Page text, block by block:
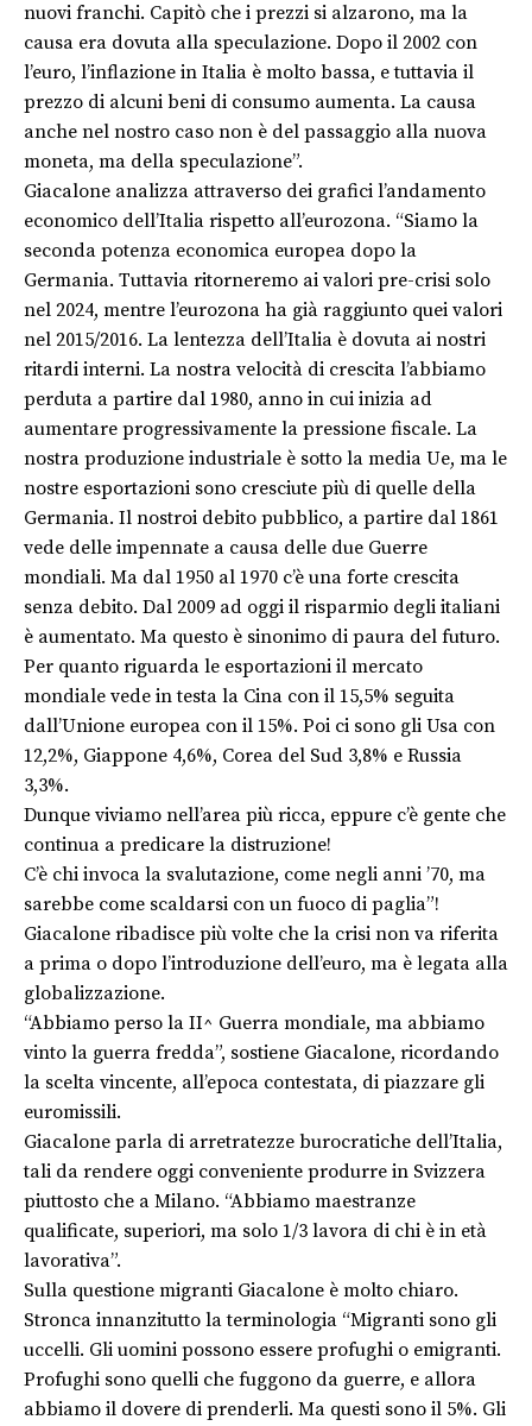
nuovi franchi. Capitò che i prezzi si alzarono, ma la
causa era dovuta alla speculazione. Dopo il 2002 con
l’euro, l’inflazione in Italia è molto bassa, e tuttavia il
prezzo di alcuni beni di consumo aumenta. La causa
anche nel nostro caso non è del passaggio alla nuova
moneta, ma della speculazione”.
Giacalone analizza attraverso dei grafici l’andamento
economico dell’Italia rispetto all’eurozona. “Siamo la
seconda potenza economica europea dopo la
Germania. Tuttavia ritorneremo ai valori pre-crisi solo
nel 2024, mentre l’eurozona ha già raggiunto quei valori
nel 2015/2016. La lentezza dell’Italia è dovuta ai nostri
ritardi interni. La nostra velocità di crescita l’abbiamo
perduta a partire dal 1980, anno in cui inizia ad
aumentare progressivamente la pressione fiscale. La
nostra produzione industriale è sotto la media Ue, ma le
nostre esportazioni sono cresciute più di quelle della
Germania. Il nostroi debito pubblico, a partire dal 1861
vede delle impennate a causa delle due Guerre
mondiali. Ma dal 1950 al 1970 c’è una forte crescita
senza debito. Dal 2009 ad oggi il risparmio degli italiani
è aumentato. Ma questo è sinonimo di paura del futuro.
Per quanto riguarda le esportazioni il mercato
mondiale vede in testa la Cina con il 15,5% seguita
dall’Unione europea con il 15%. Poi ci sono gli Usa con
12,2%, Giappone 4,6%, Corea del Sud 3,8% e Russia
3,3%.
Dunque viviamo nell’area più ricca, eppure c’è gente che
continua a predicare la distruzione!
C’è chi invoca la svalutazione, come negli anni ’70, ma
sarebbe come scaldarsi con un fuoco di paglia”!
Giacalone ribadisce più volte che la crisi non va riferita
a prima o dopo l’introduzione dell’euro, ma è legata alla
globalizzazione.
“Abbiamo perso la II^ Guerra mondiale, ma abbiamo
vinto la guerra fredda”, sostiene Giacalone, ricordando
la scelta vincente, all’epoca contestata, di piazzare gli
euromissili.
Giacalone parla di arretratezze burocratiche dell’Italia,
tali da rendere oggi conveniente produrre in Svizzera
piuttosto che a Milano. “Abbiamo maestranze
qualificate, superiori, ma solo 1/3 lavora di chi è in età
lavorativa”.
Sulla questione migranti Giacalone è molto chiaro.
Stronca innanzitutto la terminologia “Migranti sono gli
uccelli. Gli uomini possono essere profughi o emigranti.
Profughi sono quelli che fuggono da guerre, e allora
abbiamo il dovere di prenderli. Ma questi sono il 5%. Gli